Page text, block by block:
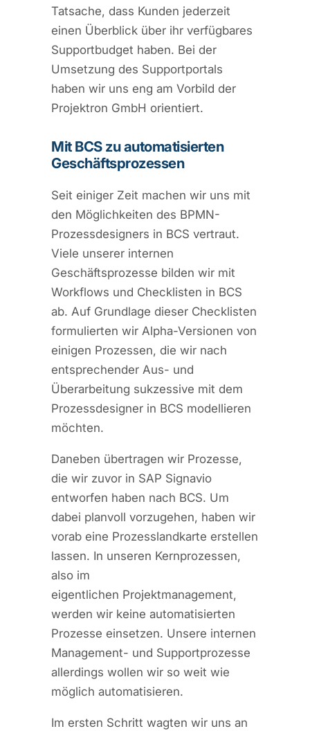
Tatsache, dass Kunden jederzeit
einen Überblick über ihr verfügbares
Supportbudget haben. Bei der
Umsetzung des Supportportals
haben wir uns eng am Vorbild der
Projektron GmbH orientiert.
Mit BCS zu automatisierten
Geschäftsprozessen
Seit einiger Zeit machen wir uns mit
den Möglichkeiten des BPMN-
Prozessdesigners in BCS vertraut.
Viele unserer internen
Geschäftsprozesse bilden wir mit
Workflows und Checklisten in BCS
ab. Auf Grundlage dieser Checklisten
formulierten wir Alpha-Versionen von
einigen Prozessen, die wir nach
entsprechender Aus- und
Überarbeitung sukzessive mit dem
Prozessdesigner in BCS modellieren
möchten.
Daneben übertragen wir Prozesse,
die wir zuvor in SAP Signavio
entworfen haben nach BCS. Um
dabei planvoll vorzugehen, haben wir
vorab eine Prozesslandkarte erstellen
lassen. In unseren Kernprozessen,
also im
eigentlichen Projektmanagement,
werden wir keine automatisierten
Prozesse einsetzen. Unsere internen
Management- und Supportprozesse
allerdings wollen wir so weit wie
möglich automatisieren.
Im ersten Schritt wagten wir uns an